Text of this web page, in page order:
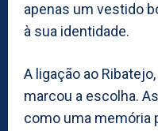
apenas um vestido
à sua identidade.
A ligação ao
marcou a escolha.
como uma memória